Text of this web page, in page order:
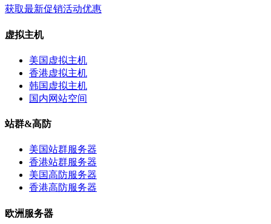
获取最新促销活动优惠
虚拟主机
美国虚拟主机
香港虚拟主机
韩国虚拟主机
国内网站空间
站群&高防
美国站群服务器
香港站群服务器
美国高防服务器
香港高防服务器
欧洲服务器